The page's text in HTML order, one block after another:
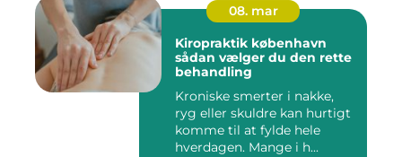
08. mar
Kiropraktik københavn
sådan vælger du den rette
behandling
Kroniske smerter i nakke,
ryg eller skuldre kan hurtigt
komme til at fylde hele
hverdagen. Mange i h...